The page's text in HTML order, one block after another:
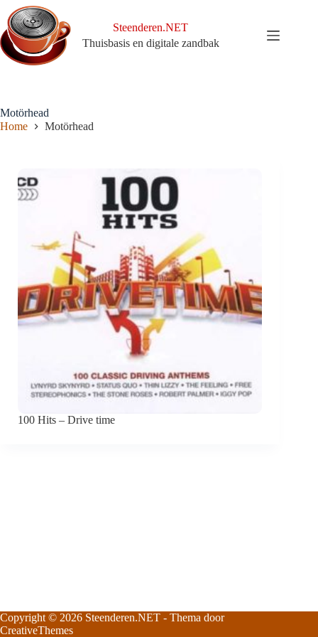
naar
de
inhoud
Steenderen.NET
Thuisbasis en digitale zandbak
Motörhead
Home
Motörhead
100 Hits – Drive time
Copyright © 2026 Steenderen.NET - Thema door
CreativeThemes